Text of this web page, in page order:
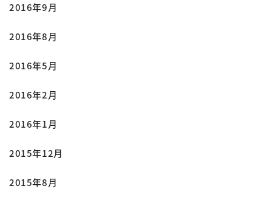
2016年9月
2016年8月
2016年5月
2016年2月
2016年1月
2015年12月
2015年8月